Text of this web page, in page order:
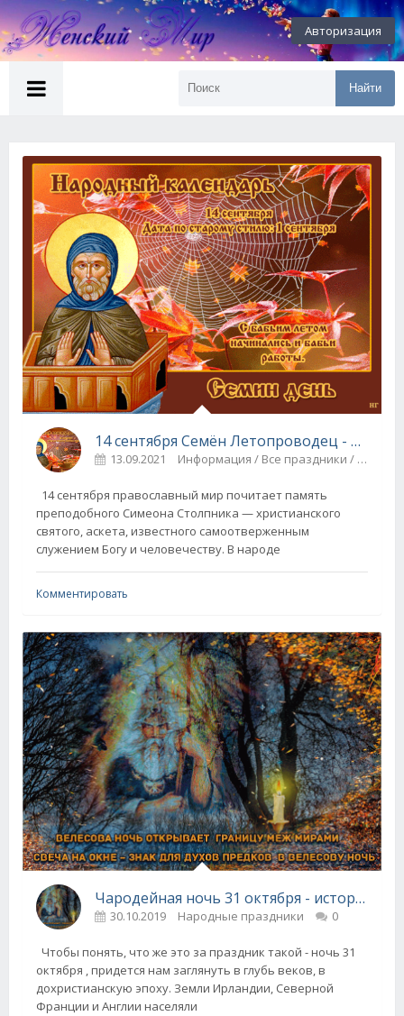
Авторизация
Найти
14 сентября Семён Летопроводец - традиции и приметы праздника
13.09.2021 Информация / Все праздники / Церковные праздники
14 сентября православный мир почитает память
преподобного Симеона Столпника — христианского
святого, аскета, известного самоотверженным
служением Богу и человечеству. В народе
Комментировать
Чародейная ночь 31 октября - история праздника в разных странах
30.10.2019 Народные праздники 0
Чтобы понять, что же это за праздник такой - ночь 31
октября , придется нам заглянуть в глубь веков, в
дохристианскую эпоху. Земли Ирландии, Северной
Франции и Англии населяли